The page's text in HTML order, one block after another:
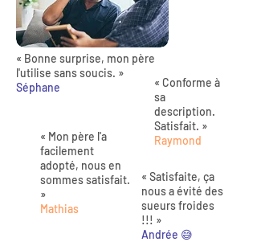
« Bonne surprise, mon père
l'utilise sans soucis. »
Séphane
« Mon père l'a
facilement
adopté, nous en
sommes satisfait.
»
Mathias
« Conforme à
sa
description.
Satisfait. »
Raymond
« Satisfaite, ça
nous a évité des
sueurs froides
!!! »
Andrée 😅